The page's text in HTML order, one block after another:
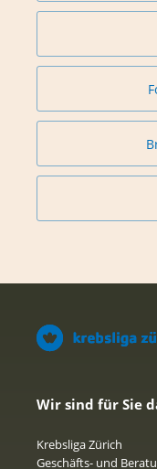
Wir sind für Sie
Krebsliga Zürich
Geschäfts- und